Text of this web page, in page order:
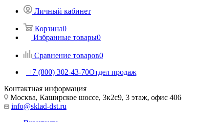
Личный кабинет
Корзина0
Избранные товары0
Сравнение товаров0
+7 (800) 302-43-70Отдел продаж
Контактная информация
Москва, Каширское шоссе, 3к2с9, 3 этаж, офис 406
info@sklad-dst.ru